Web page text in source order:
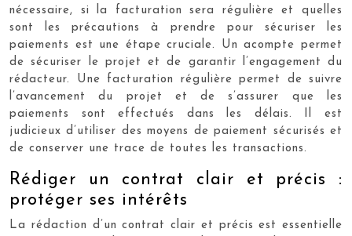
nécessaire, si la facturation sera régulière et quelles
sont les précautions à prendre pour sécuriser les
paiements est une étape cruciale. Un acompte permet
de sécuriser le projet et de garantir l’engagement du
rédacteur. Une facturation régulière permet de suivre
l’avancement du projet et de s’assurer que les
paiements sont effectués dans les délais. Il est
judicieux d’utiliser des moyens de paiement sécurisés et
de conserver une trace de toutes les transactions.
Rédiger un contrat clair et précis :
protéger ses intérêts
La rédaction d’un contrat clair et précis est essentielle